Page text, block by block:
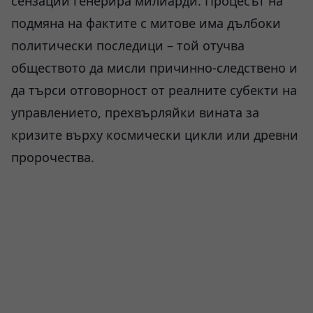
подмяна на фактите с митове има дълбоки
политически последици – той отучва
обществото да мисли причинно-следствено и
да търси отговорност от реалните субекти на
управлението, прехвърляйки вината за
кризите върху космически цикли или древни
пророчества.